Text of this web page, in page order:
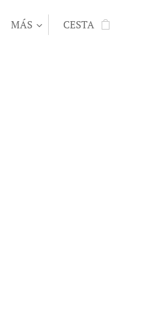
MÁS CESTA